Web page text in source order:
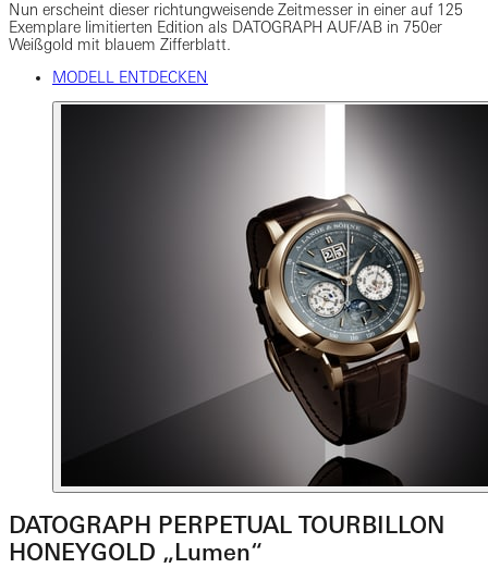
Nun erscheint dieser richtungweisende Zeitmesser in einer auf 125
Exemplare limitierten Edition als DATOGRAPH AUF/AB in 750er
Weißgold mit blauem Zifferblatt.
MODELL ENTDECKEN
DATOGRAPH PERPETUAL TOURBILLON
HONEYGOLD „Lumen“